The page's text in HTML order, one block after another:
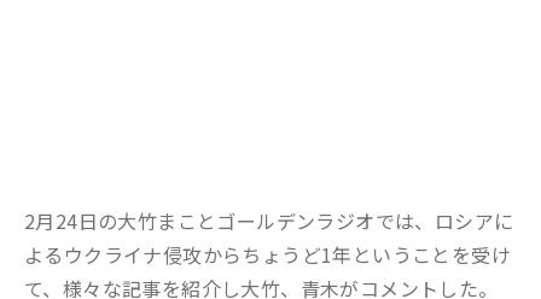
2月24日の大竹まことゴールデンラジオでは、ロシアに
よるウクライナ侵攻からちょうど1年ということを受け
て、様々な記事を紹介し大竹、青木がコメントした。